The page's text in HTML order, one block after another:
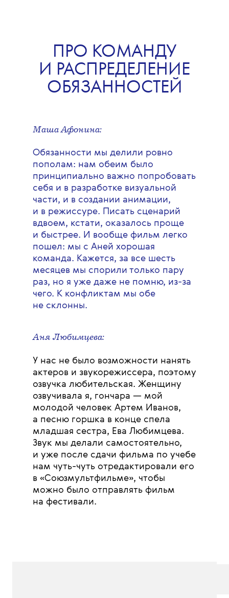
ПРО КОМАНДУ
И РАСПРЕДЕЛЕНИЕ
ОБЯЗАННОСТЕЙ
Маша Афонина:
Обязанности мы делили ровно
пополам: нам обеим было
принципиально важно попробовать
себя и в разработке визуальной
части, и в создании анимации,
и в режиссуре. Писать сценарий
вдвоем, кстати, оказалось проще
и быстрее. И вообще фильм легко
пошел: мы с Аней хорошая
команда. Кажется, за все шесть
месяцев мы спорили только пару
раз, но я уже даже не помню, из-за
чего. К конфликтам мы обе
не склонны.
Аня Любимцева:
У нас не было возможности нанять
актеров и звукорежиссера, поэтому
озвучка любительская. Женщину
озвучивала я, гончара — мой
молодой человек Артем Иванов,
а песню горшка в конце спела
младшая сестра, Ева Любимцева.
Звук мы делали самостоятельно,
и уже после сдачи фильма по учебе
нам чуть-чуть отредактировали его
в «Союзмультфильме», чтобы
можно было отправлять фильм
на фестивали.